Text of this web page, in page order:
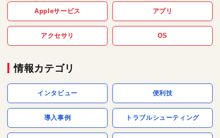
Appleサービス アプリ
アクセサリ OS
情報カテゴリ
インタビュー 便利技
導入事例 トラブルシューティング